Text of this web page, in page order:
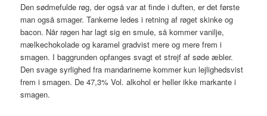
Den sødmefulde røg, der også var at finde i duften, er det første
man også smager. Tankerne ledes i retning af røget skinke og
bacon. Når røgen har lagt sig en smule, så kommer vanilje,
mælkechokolade og karamel gradvist mere og mere frem i
smagen. I baggrunden opfanges svagt et strejf af søde æbler.
Den svage syrlighed fra mandarinerne kommer kun lejlighedsvist
frem i smagen. De 47,3% Vol. alkohol er heller ikke markante i
smagen.